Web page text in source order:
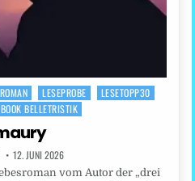
LESEPROBE
LESETOPP30
BELLETRISTIK
12. JUNI 2026
vom Autor der „drei